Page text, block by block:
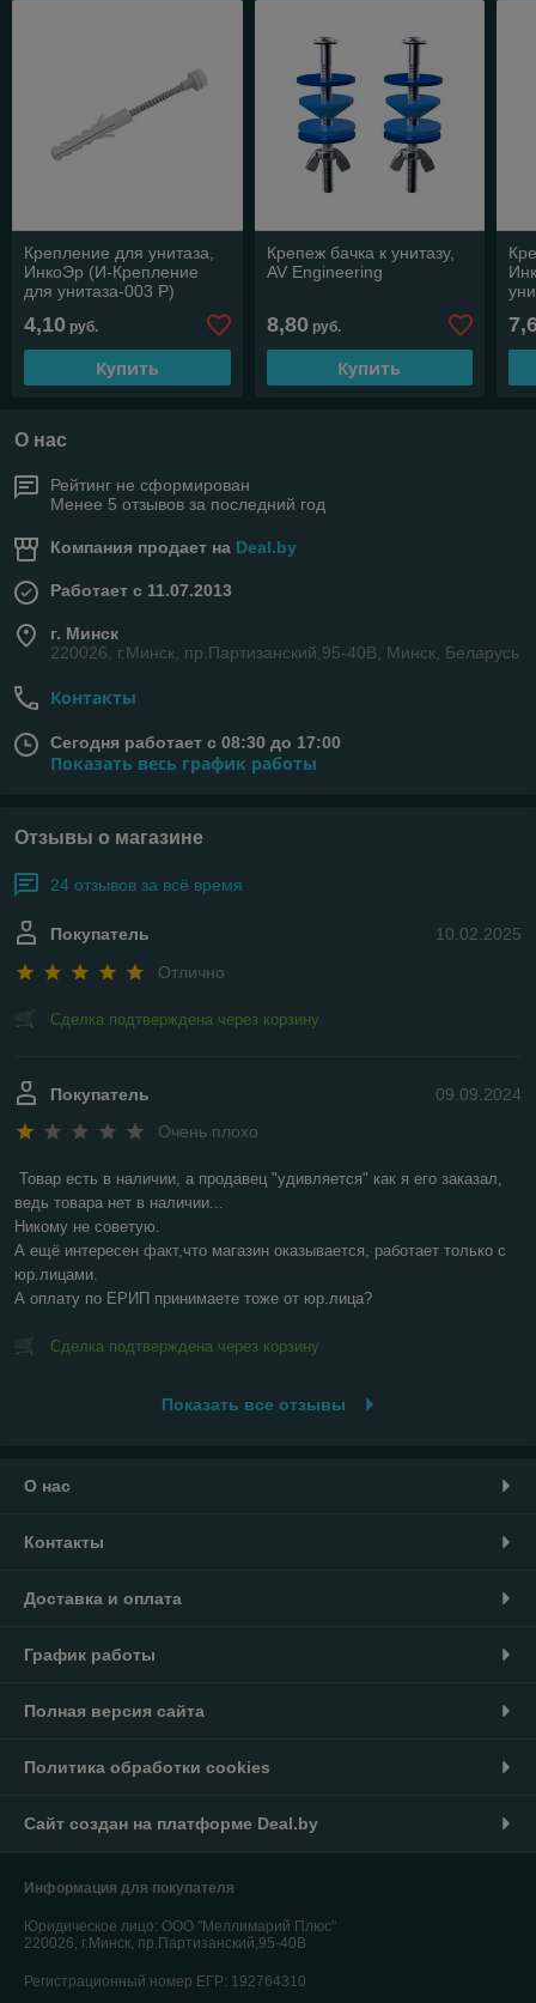
Крепление для унитаза,
ИнкоЭр (И-Крепление
для унитаза-003 Р)
4,10 руб.
Купить
Крепеж бачка к унитазу,
AV Engineering
8,80руб.
Купить
О нас
Рейтинг не сформирован
Менее 5 отзывов за последний год
Компания продает на Deal.by
Работает с 11.07.2013
г. Минск
220026, г.Минск, пр.Партизанский,95-40В, Минск, Беларусь
Контакты
Сегодня работает с 08:30 до 17:00
Показать весь график работы
Отзывы о магазине
24 отзывов за всё время
10.02.2025
Покупатель
Отлично
Сделка подтверждена через корзину
09.09.2024
Покупатель
Очень плохо
Товар есть в наличии, а продавец "удивляется" как я его заказал,
ведь товара нет в наличии...
Никому не советую.
А ещё интересен факт,что магазин оказывается, работает только с
юр.лицами.
А оплату по ЕРИП принимаете тоже от юр.лица?
Сделка подтверждена через корзину
Показать все отзывы
О нас
Контакты
Доставка и оплата
График работы
Полная версия сайта
Политика обработки cookies
Сайт создан на платформе Deal.by
Информация для покупателя
Юридическое лицо: ООО "Меллимарий Плюс"
220026, г.Минск, пр.Партизанский,95-40В
Регистрационный номер ЕГР: 192764310